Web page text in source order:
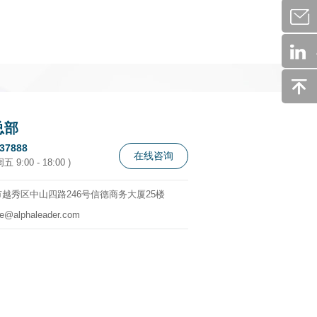
部
五 9:00 - 18:00 )
在线咨询
秀区中山四路246号信德商务大厦25楼